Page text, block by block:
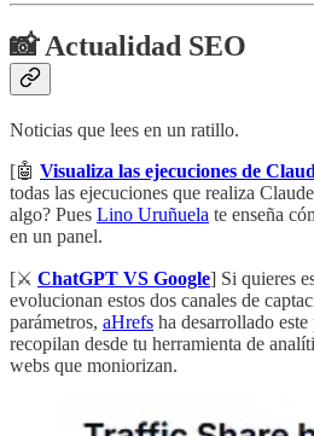
📸 Actualidad SEO
Noticias que lees en un ratillo.
[🤖 Visualiza las ejecuciones de
todas las ejecuciones que realiza
algo? Pues Lino Uruñuela te enseña
en un panel.
[⚔️ ChatGPT VS Google] Si quieres
evolucionan estos dos canales de
parámetros, aHrefs ha desarrollado
recopilan desde tu herramienta de
webs que moniorizan.